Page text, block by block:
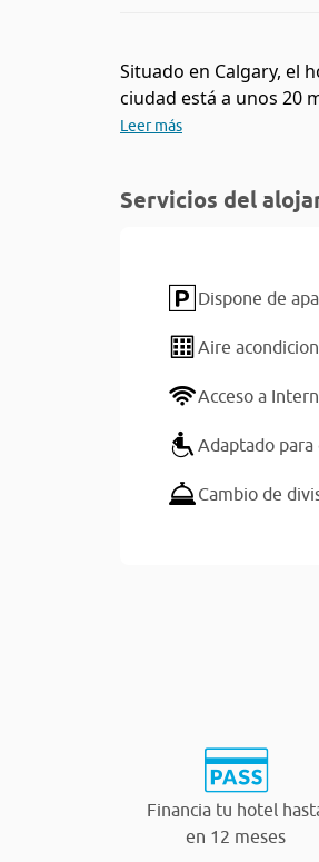
Situado en Calgary, el
ciudad está a unos 20
Leer más
Servicios del
Dispone de
Aire
Acceso a
Adaptado para
Cambio de
Financia tu hotel
en 12 meses